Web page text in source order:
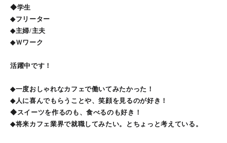
◆学生
◆フリーター
◆主婦/主夫
◆Ｗワーク
活躍中です！
◆一度おしゃれなカフェで働いてみたかった！
◆人に喜んでもらうことや、笑顔を見るのが好き！
◆スイーツを作るのも、食べるのも好き！
◆将来カフェ業界で就職してみたい。とちょっと考えている。